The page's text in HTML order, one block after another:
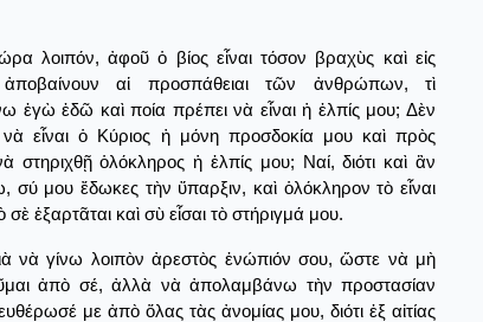
λοιπόν, ἀφοῦ ὁ βίος εἶναι τόσον βραχὺς καὶ εἰς
αἱ προσπάθειαι τῶν ἀνθρώπων, τὶ
ἐγὼ ἐδῶ καὶ ποία πρέπει νὰ εἶναι ἡ ἐλπίς μου; Δὲν
νὰ εἶναι ὁ Κύριος ἡ μόνη προσδοκία μου καὶ πρὸς
στηριχθῇ ὁλόκληρος ἡ ἐλπίς μου; Ναί, διότι καὶ ἂν
σύ μου ἔδωκες τὴν ὕπαρξιν, καὶ ὁλόκληρον τὸ εἶναι
ἐξαρτᾶται καὶ σὺ εἶσαι τὸ στήριγμά μου.
νὰ γίνω λοιπὸν ἀρεστὸς ἐνώπιόν σου, ὥστε νὰ μὴ
ἀπὸ σέ, ἀλλὰ νὰ ἀπολαμβάνω τὴν προστασίαν
με ἀπὸ ὅλας τὰς ἀνομίας μου, διότι ἐξ αἰτίας